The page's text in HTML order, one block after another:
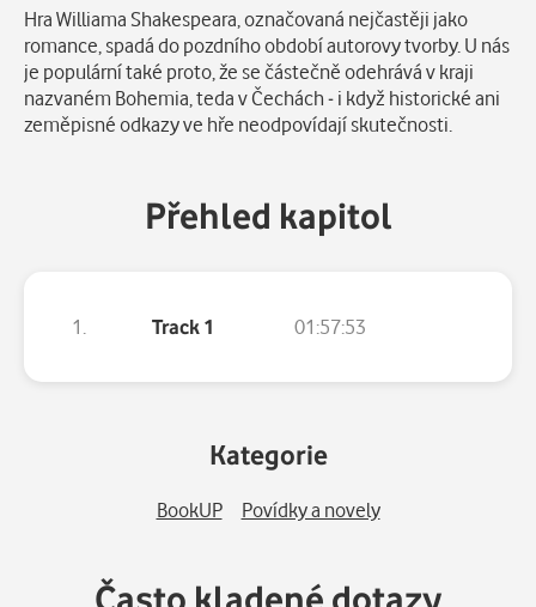
Popis
Hra Williama Shakespeara, označovaná nejčastěji jako
romance, spadá do pozdního období autorovy tvorby. U nás
je populární také proto, že se částečně odehrává v kraji
nazvaném Bohemia, teda v Čechách - i když historické ani
zeměpisné odkazy ve hře neodpovídají skutečnosti.
Přehled kapitol
1. Track 1 01:57:53
Kategorie
BookUP Povídky a novely
Často kladené dotazy